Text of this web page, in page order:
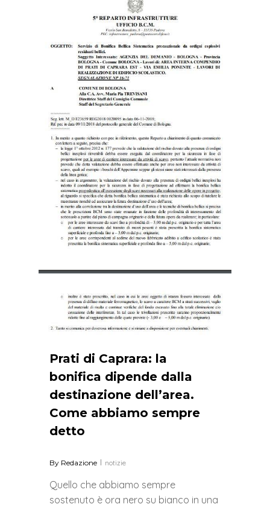
Prati di Caprara: la
bonifica dipende dalla
destinazione dell’area.
Come abbiamo sempre
detto
By Redazione notizie
Quello che abbiamo sempre
sostenuto è ora nero su bianco in una